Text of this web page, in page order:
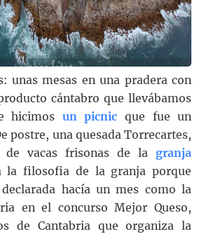
unas mesas en una pradera con
cántabro que llevábamos
hicimos un picnic que fue un
postre, una quesada Torrecartes,
de vacas frisonas de lagranja
filosofia de la granja porque
hacía un mes como la
en el concurso Mejor Queso,
de Cantabria que organiza la